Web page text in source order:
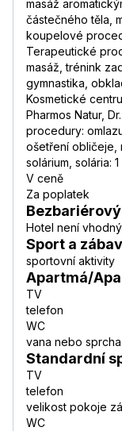
masáž
částečného těla,
koupelové
Terapeutické
masáž, trénink
gymnastika,
Kosmetické
Pharmos Natur,
procedury:
ošetření obličeje,
solárium, solária: 1
V ceně
Za poplatek
Hotel není
Sport a
sportovní aktivity
Apartmá/
TV
telefon
WC
vana nebo sprcha
Standardní
TV
telefon
velikost pokoje
WC